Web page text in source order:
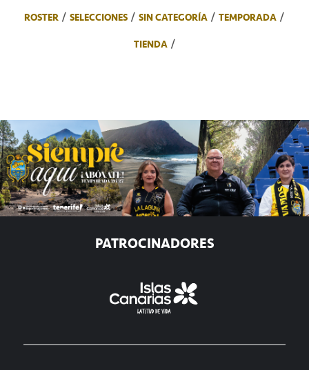
ROSTER
SELECCIONES SIN CATEGORÍA
TEMPORADA
TIENDA
PATROCINADORES